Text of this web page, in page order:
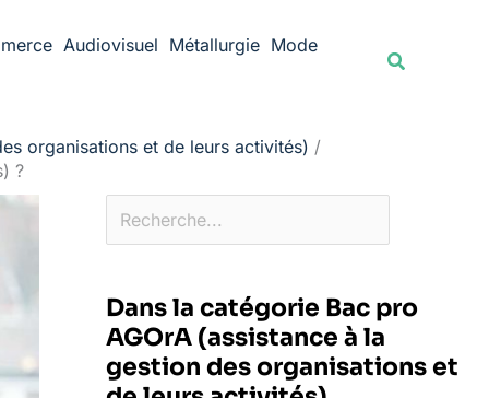
Audiovisuel Métallurgie Mode
organisations et de leurs activités)
?
Dans la catégorie Bac pro
AGOrA (assistance à la
gestion des organisations et